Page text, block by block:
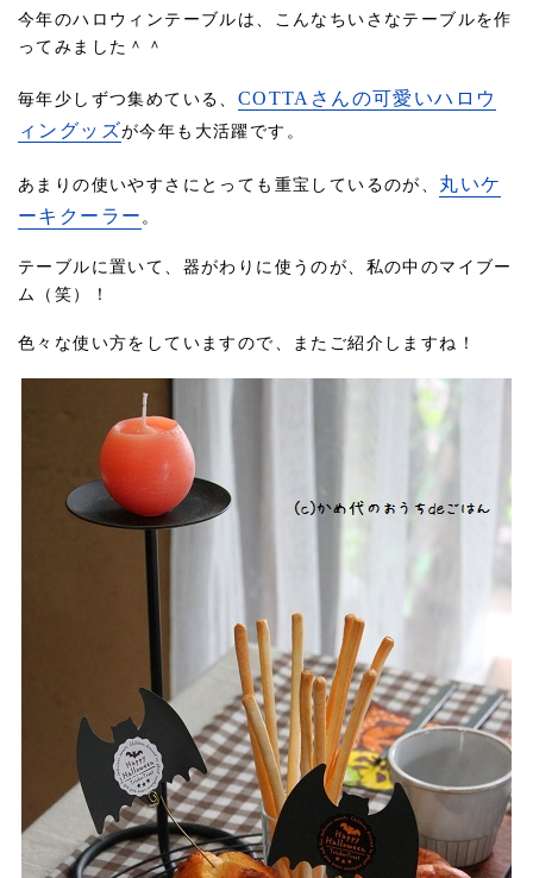
今年のハロウィンテーブルは、こんなちいさなテーブルを作
ってみました＾＾
毎年少しずつ集めている、 COTTAさんの可愛いハロウ
ィングッズが今年も大活躍です。
あまりの使いやすさにとっても重宝しているのが、 丸いケ
ーキクーラー 。
テーブルに置いて、器がわりに使うのが、私の中のマイブー
ム（笑）！
色々な使い方をしていますので、またご紹介しますね！